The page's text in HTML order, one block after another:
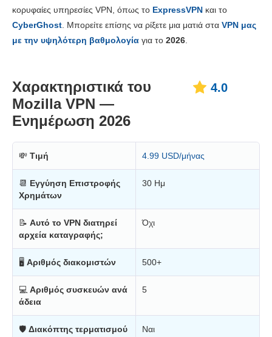
Αξιοπιστία και Υποστήριξη 6.0
κορυφαίες υπηρεσίες VPN, όπως το ExpressVPN και το
CyberGhost . Μπορείτε επίσης να ρίξετε μια ματιά στα VPN μας
με την υψηλότερη βαθμολογία για το 2026
Χαρακτηριστικά του
Mozilla VPN —
Ενημέρωση 2026
4.0
💸 Τιμή 4.99 USD/μήνας
📆 Εγγύηση Επιστροφής
Χρημάτων
30 Ημ
📝 Αυτό το VPN διατηρεί
αρχεία καταγραφής;
Όχι
🖥 Αριθμός διακομιστών 500+
💻 Αριθμός συσκευών ανά
άδεια
5
🛡 Διακόπτης τερματισμού Ναι